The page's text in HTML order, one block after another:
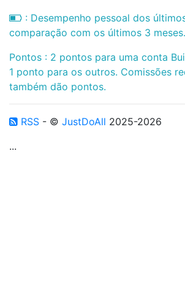
: Desempenho pessoal dos
comparação com os últimos 3 meses.
Pontos : 2 pontos para uma conta
1 ponto para os outros. Comissões
também dão pontos.
RSS - © JustDoAll 2025-2026
...